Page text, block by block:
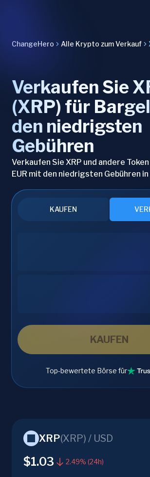
ChangeHero Alle Krypto zum Verkauf
Verkaufen Sie
(XRP) für
den niedrigsten
Gebühren
Verkaufen Sie XRP und andere
EUR mit den niedrigsten Gebühren
KAUFEN
KAUFEN
Top-bewertete Börse für
XRP(XRP) / USD
$1.03 2.49% (24h)